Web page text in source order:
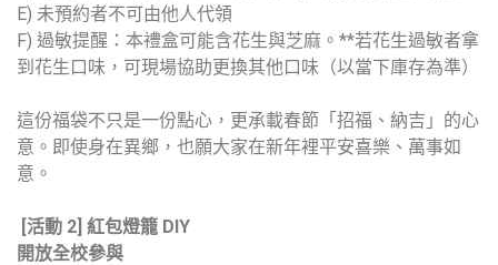
E) 未預約者不可由他人代領
F) 過敏提醒：本禮盒可能含花生與芝麻。**若花生過敏者拿
到花生口味，可現場協助更換其他口味（以當下庫存為準）
這份福袋不只是一份點心，更承載春節「招福、納吉」的心
意。即使身在異鄉，也願大家在新年裡平安喜樂、萬事如
意。
[活動 2] 紅包燈籠 DIY
開放全校參與